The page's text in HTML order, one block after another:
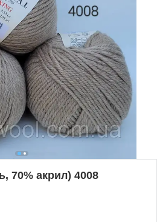
70% акрил) 4008